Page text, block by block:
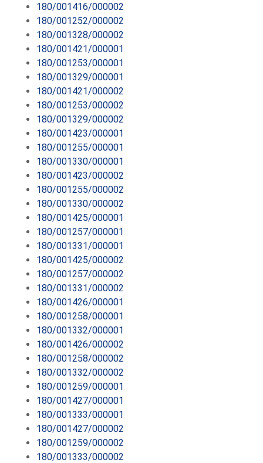
180/001416/000002
180/001252/000002
180/001328/000002
180/001421/000001
180/001253/000001
180/001329/000001
180/001421/000002
180/001253/000002
180/001329/000002
180/001423/000001
180/001255/000001
180/001330/000001
180/001423/000002
180/001255/000002
180/001330/000002
180/001425/000001
180/001257/000001
180/001331/000001
180/001425/000002
180/001257/000002
180/001331/000002
180/001426/000001
180/001258/000001
180/001332/000001
180/001426/000002
180/001258/000002
180/001332/000002
180/001259/000001
180/001427/000001
180/001333/000001
180/001427/000002
180/001259/000002
180/001333/000002